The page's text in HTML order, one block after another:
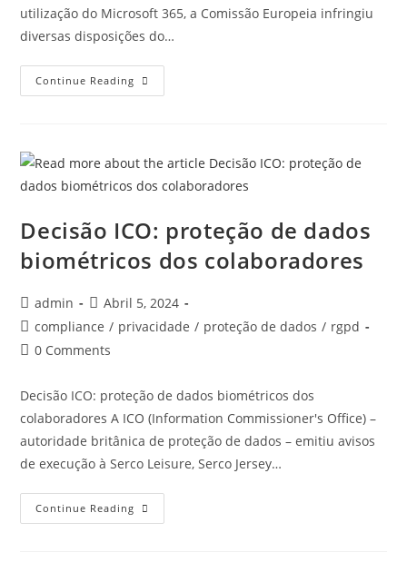
utilização do Microsoft 365, a Comissão Europeia infringiu
diversas disposições do…
Continue Reading
Decisão ICO: proteção de dados
biométricos dos colaboradores
admin
Abril 5, 2024
compliance / privacidade / proteção de dados / rgpd
0 Comments
Decisão ICO: proteção de dados biométricos dos
colaboradores A ICO (Information Commissioner's Office) –
autoridade britânica de proteção de dados – emitiu avisos
de execução à Serco Leisure, Serco Jersey…
Continue Reading